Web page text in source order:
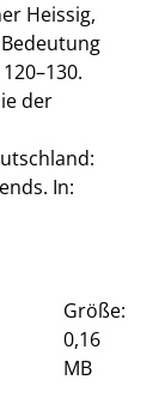
Heissig,
der
In:
Größe:
0,16
MB